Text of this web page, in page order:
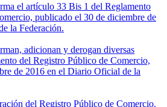
el artículo 33 Bis 1 del Reglamento
publicado el 30 de diciembre de
la Federación.
adicionan y derogan diversas
del Registro Público de Comercio,
de 2016 en el Diario Oficial de la
del Registro Público de Comercio.